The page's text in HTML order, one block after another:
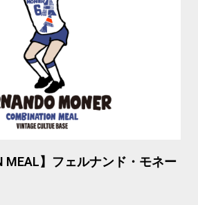
MEAL】フェルナンド・モネー